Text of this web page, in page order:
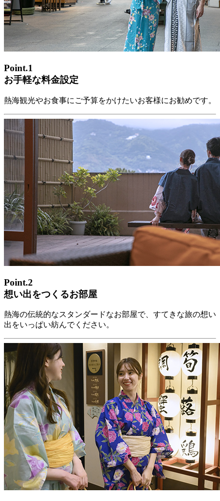
Point.1
お手軽な料金設定
熱海観光やお食事にご予算をかけたいお客様にお勧めです。
Point.2
想い出をつくるお部屋
熱海の伝統的なスタンダードなお部屋で、すてきな旅の想い
出をいっぱい紡んでください。